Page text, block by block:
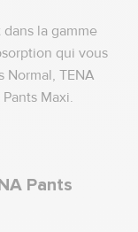
la gamme
qui vous
Normal, TENA
Maxi.
Pants